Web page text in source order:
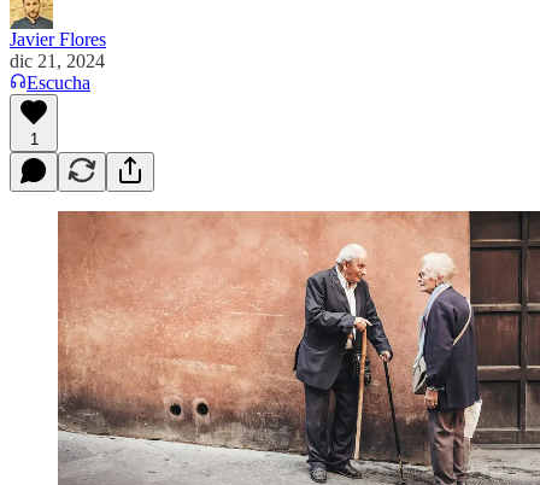
Javier Flores
dic 21, 2024
Escucha
1